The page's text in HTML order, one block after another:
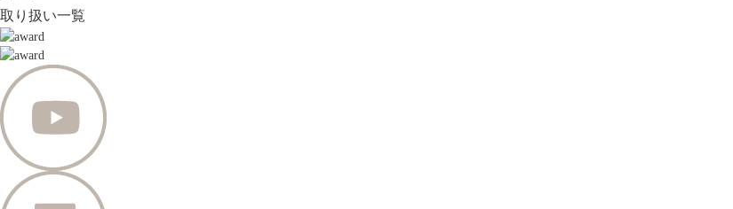
取り扱い一覧